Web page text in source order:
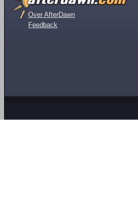
Over AfterDawn
Feedback